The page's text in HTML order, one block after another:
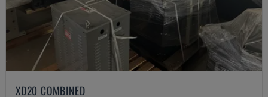
XD20 COMBINED